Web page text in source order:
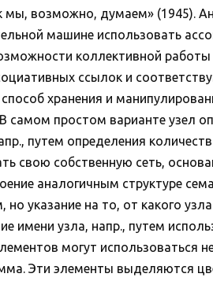
возможно, думаем» (1945).
машине использовать
коллективной
ссылок и
хранения и
простом варианте узел
путем определения
свою собственную сеть,
аналогичным структуре
указание на то, от какого
имени узла, напр., путем
могут использоваться
Эти элементы